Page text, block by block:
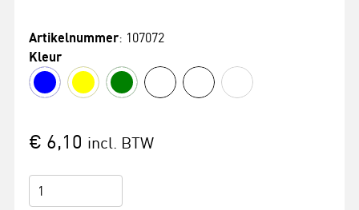
Artikelnummer: 107072
Kleur
€ 6,10 incl. BTW